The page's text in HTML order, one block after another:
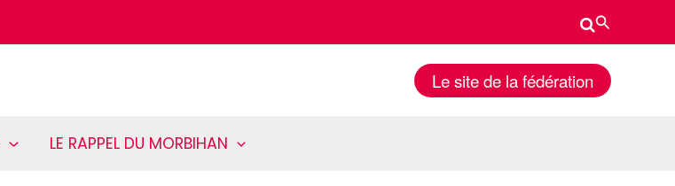
Rechercher
Le site de la fédération
LE RAPPEL DU MORBIHAN